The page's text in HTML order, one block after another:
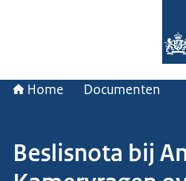
Home Documenten
Beslisnota bij